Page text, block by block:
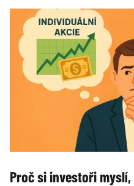
a vysvětlí, proč může
dlouhodobém horizontu
Proč si investoři